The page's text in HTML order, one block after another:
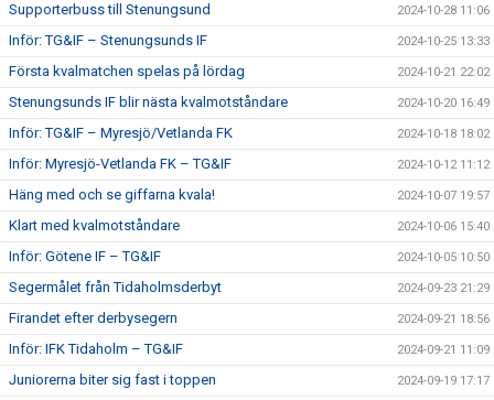
Supporterbuss till Stenungsund 2024-10-28 11:06
Inför: TG&IF – Stenungsunds IF 2024-10-25 13:33
Första kvalmatchen spelas på lördag 2024-10-21 22:02
Stenungsunds IF blir nästa kvalmotståndare 2024-10-20 16:49
Inför: TG&IF – Myresjö/Vetlanda FK 2024-10-18 18:02
Inför: Myresjö-Vetlanda FK – TG&IF 2024-10-12 11:12
Häng med och se giffarna kvala! 2024-10-07 19:57
Klart med kvalmotståndare 2024-10-06 15:40
Inför: Götene IF – TG&IF 2024-10-05 10:50
Segermålet från Tidaholmsderbyt 2024-09-23 21:29
Firandet efter derbysegern 2024-09-21 18:56
Inför: IFK Tidaholm – TG&IF 2024-09-21 11:09
Juniorerna biter sig fast i toppen 2024-09-19 17:17